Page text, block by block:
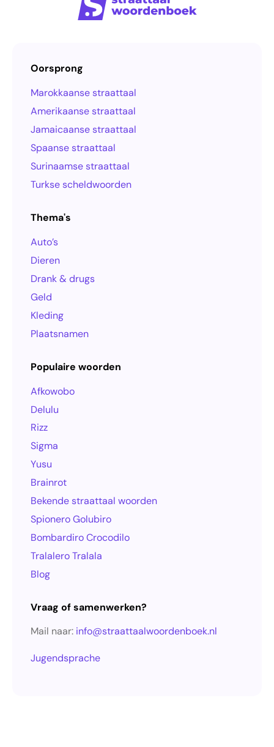
Oorsprong
Marokkaanse straattaal
Amerikaanse straattaal
Jamaicaanse straattaal
Spaanse straattaal
Surinaamse straattaal
Turkse scheldwoorden
Thema's
Auto’s
Dieren
Drank & drugs
Geld
Kleding
Plaatsnamen
Populaire woorden
Afkowobo
Delulu
Rizz
Sigma
Yusu
Brainrot
Bekende straattaal woorden
Spionero Golubiro
Bombardiro Crocodilo
Tralalero Tralala
Blog
Vraag of samenwerken?
Mail naar: info@straattaalwoordenboek.nl
Jugendsprache